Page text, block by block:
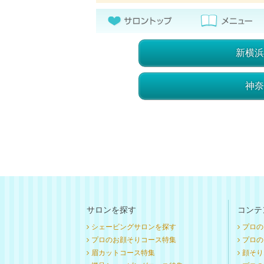
新横
神
サロンを探す
シェービングサロンを探す
プロのお顔そりコース特集
眉カットコース特集
コン
プロ
プロ
顔そ